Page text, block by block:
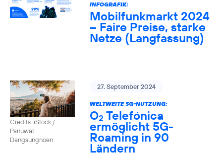
INFOGRAFIK:
Mobilfunkmarkt 2024
– Faire Preise, starke
Netze (Langfassung)
Credits: iStock /
Panuwat
Dangsungnoen
27. September 2024
WELTWEITE 5G-NUTZUNG:
O2 Telefónica
ermöglicht 5G-
Roaming in 90
Ländern